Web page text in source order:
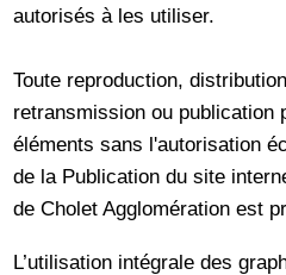
autorisés à les utiliser.
Toute reproduction,
retransmission ou publication
éléments sans l'autorisation
de la Publication du site
de Cholet Agglomération est
L’utilisation intégrale des